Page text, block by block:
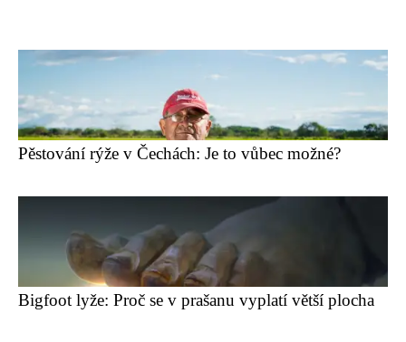
Pěstování rýže v Čechách: Je to vůbec možné?
Bigfoot lyže: Proč se v prašanu vyplatí větší plocha